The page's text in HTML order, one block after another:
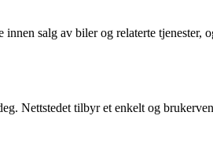
salg av biler og relaterte tjenester,
Nettstedet tilbyr et enkelt og